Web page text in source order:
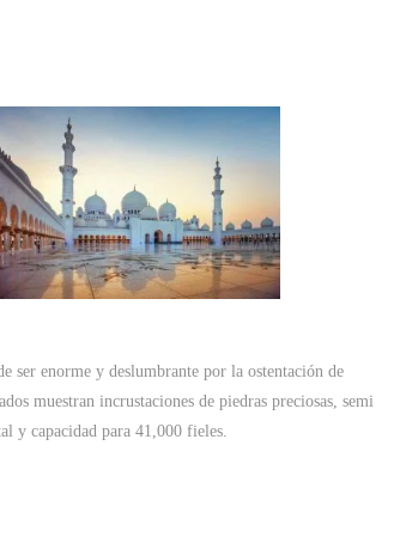
ser enorme y deslumbrante por la ostentación de
muestran incrustaciones de piedras preciosas, semi
y capacidad para 41,000 fieles.